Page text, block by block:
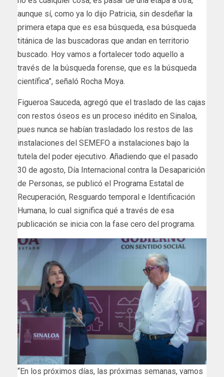
aunque sí, como ya lo dijo Patricia, sin desdeñar la
primera etapa que es esa búsqueda, esa búsqueda
titánica de las buscadoras que andan en territorio
buscado. Hoy vamos a fortalecer todo aquello a
través de la búsqueda forense, que es la búsqueda
científica”, señaló Rocha Moya.
Figueroa Sauceda, agregó que el traslado de las cajas
con restos óseos es un proceso inédito en Sinaloa,
pues nunca se habían trasladado los restos de las
instalaciones del SEMEFO a instalaciones bajo la
tutela del poder ejecutivo. Añadiendo que el pasado
30 de agosto, Día Internacional contra la Desaparición
de Personas, se publicó el Programa Estatal de
Recuperación, Resguardo temporal e Identificación
Humana, lo cual significa qué a través de esa
publicación se inicia con la fase cero del programa.
“En los próximos días, las próximas semanas, vamos